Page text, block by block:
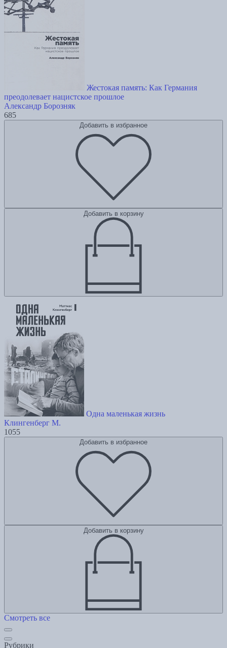
Жестокая память: Как Германия
преодолевает нацистcкое прошлое
Александр Борозняк
685
Добавить в избранное
Добавить в корзину
Одна маленькая жизнь
Клингенберг М.
1055
Добавить в избранное
Добавить в корзину
Смотреть все
Рубрики